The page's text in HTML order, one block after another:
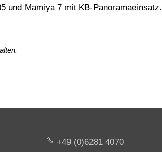
und Mamiya 7 mit KB-Panoramaeinsatz.
+49 (0)6281 4070